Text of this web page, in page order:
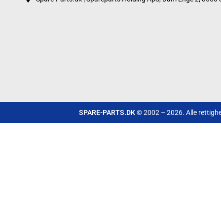
SPARE-PARTS.DK© 2002 – 2026. Alle